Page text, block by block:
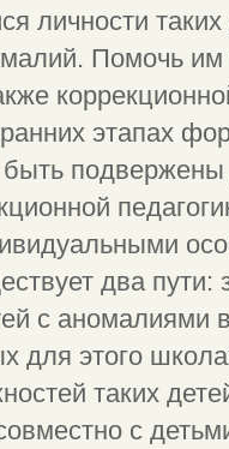
личности
Помочь им
этапах
быть
два пути:
с аномалиями
для этого
таких
с